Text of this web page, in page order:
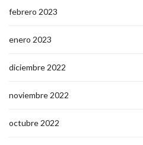
febrero 2023
enero 2023
diciembre 2022
noviembre 2022
octubre 2022